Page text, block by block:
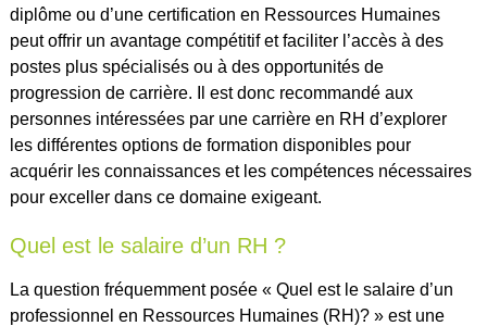
diplôme ou d’une certification en Ressources Humaines
peut offrir un avantage compétitif et faciliter l’accès à des
postes plus spécialisés ou à des opportunités de
progression de carrière. Il est donc recommandé aux
personnes intéressées par une carrière en RH d’explorer
les différentes options de formation disponibles pour
acquérir les connaissances et les compétences nécessaires
pour exceller dans ce domaine exigeant.
Quel est le salaire d’un RH ?
La question fréquemment posée « Quel est le salaire d’un
professionnel en Ressources Humaines (RH)? » est une